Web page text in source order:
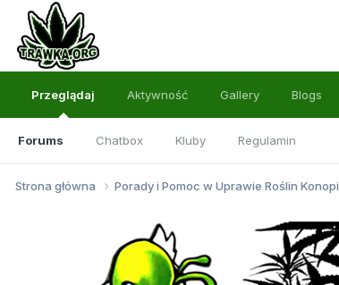
Przeglądaj
Forums Chatbox Kluby Regulamin
Aktywność Gallery Blogs
Strona główna Porady i Pomoc w Uprawie Roślin Konopi